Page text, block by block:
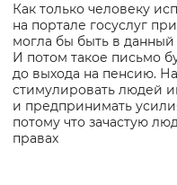
Как только человеку
на портале госуслуг
могла бы быть в
И потом такое письмо
до выхода на пенсию.
стимулировать людей
и предпринимать
потому что зачастую
правах